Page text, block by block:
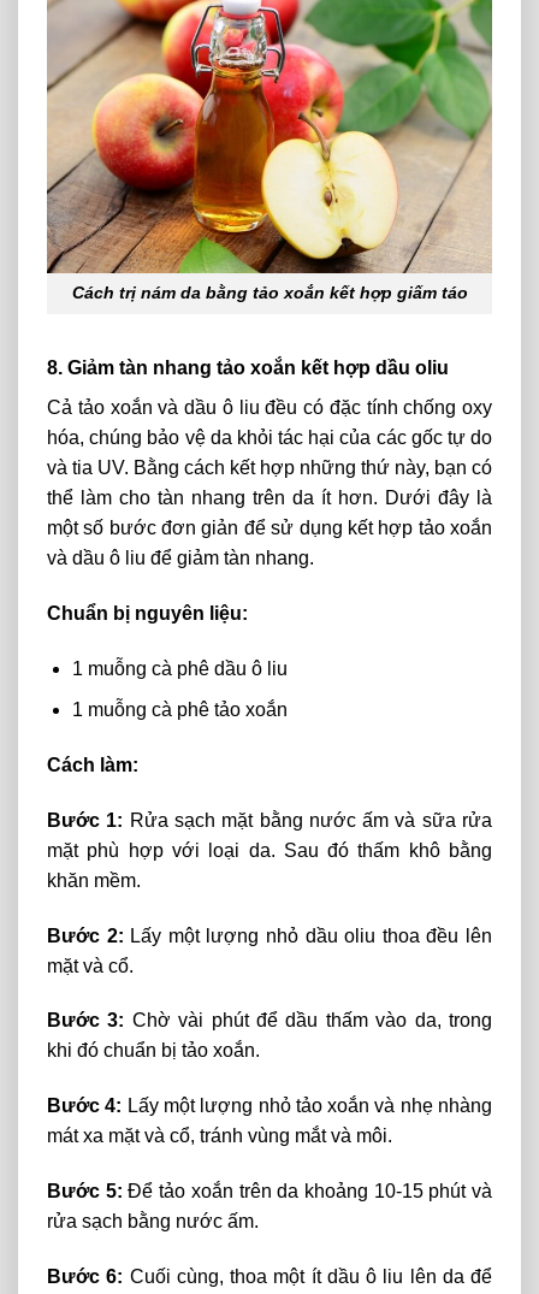
Cách trị nám da bằng tảo xoắn kết hợp giấm táo
8. Giảm tàn nhang tảo xoắn kết hợp dầu oliu
Cả tảo xoắn và dầu ô liu đều có đặc tính chống oxy
hóa, chúng bảo vệ da khỏi tác hại của các gốc tự do
và tia UV. Bằng cách kết hợp những thứ này, bạn có
thể làm cho tàn nhang trên da ít hơn. Dưới đây là
một số bước đơn giản để sử dụng kết hợp tảo xoắn
và dầu ô liu để giảm tàn nhang.
Chuẩn bị nguyên liệu:
1 muỗng cà phê dầu ô liu
1 muỗng cà phê tảo xoắn
Cách làm:
Bước 1: Rửa sạch mặt bằng nước ấm và sữa rửa
mặt phù hợp với loại da. Sau đó thấm khô bằng
khăn mềm.
Bước 2: Lấy một lượng nhỏ dầu oliu thoa đều lên
mặt và cổ.
Bước 3: Chờ vài phút để dầu thấm vào da, trong
khi đó chuẩn bị tảo xoắn.
Bước 4: Lấy một lượng nhỏ tảo xoắn và nhẹ nhàng
mát xa mặt và cổ, tránh vùng mắt và môi.
Bước 5: Để tảo xoắn trên da khoảng 10-15 phút và
rửa sạch bằng nước ấm.
Bước 6: Cuối cùng, thoa một ít dầu ô liu lên da để